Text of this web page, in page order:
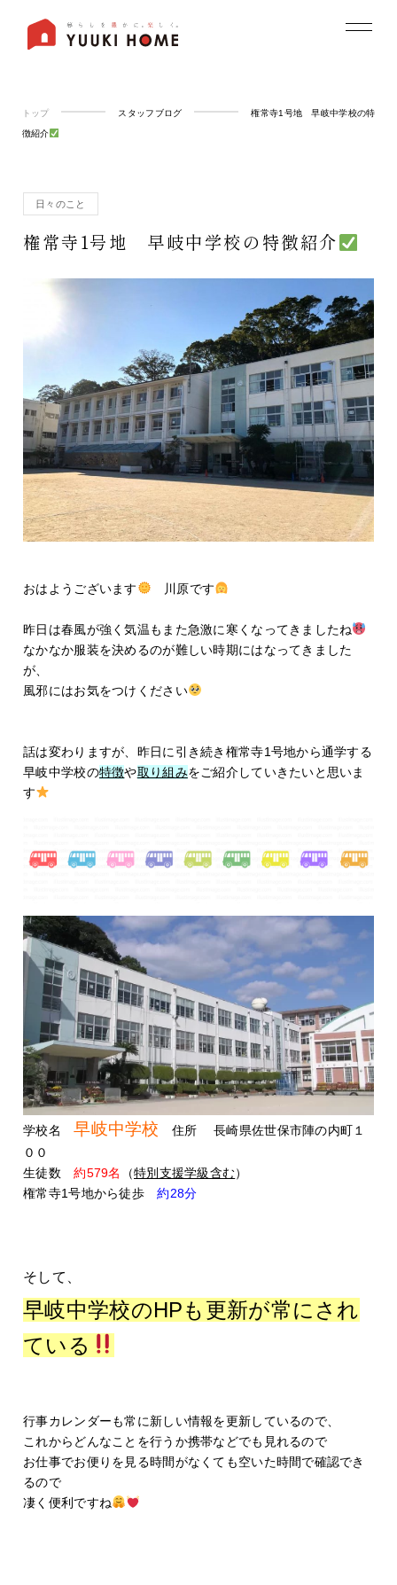
トップ スタッフブログ 権常寺1号地 早岐中学校の特
徴紹介
日々のこと
権常寺1号地 早岐中学校の特徴紹介
おはようございます 川原です
昨日は春風が強く気温もまた急激に寒くなってきましたね
なかなか服装を決めるのが難しい時期にはなってきました
が、
風邪にはお気をつけください
話は変わりますが、昨日に引き続き権常寺1号地から通学する
早岐中学校の特徴や取り組みをご紹介していきたいと思いま
す
学校名早岐中学校
住所 長崎県佐世保市陣の内町１
００
生徒数約579名 （特別支援学級含む）
権常寺1号地から徒歩約28分
そして、
早岐中学校のHPも更新が常にされ
ている
行事カレンダーも常に新しい情報を更新しているので、
これからどんなことを行うか携帯などでも見れるので
お仕事でお便りを見る時間がなくても空いた時間で確認でき
るので
凄く便利ですね